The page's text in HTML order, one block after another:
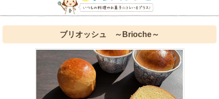
ブリオッシュ ～Brioche～